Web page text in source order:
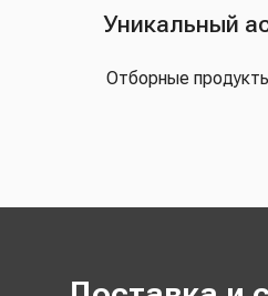
Уникальный
Отборные